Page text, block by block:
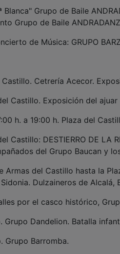
Blanca" Grupo de Baile
Grupo de Baile
de Música: GRUPO
Castillo. Cetrería Acecor.
Castillo. Exposición del
h. a 19:00 h. Plaza del
Castillo: DESTIERRO DE LA
del Grupo Baucan y
Armas del Castillo hasta la
Dulzaineros de Alcalá,
por el casco histórico,
Grupo Dandelion. Batalla
Grupo Barromba.